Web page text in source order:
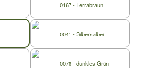
0167 - Terrabraun
0041 - Silbersalbei
0078 - dunkles Grün